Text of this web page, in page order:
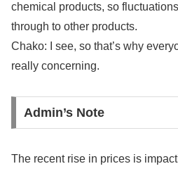
chemical products, so
through to other products.
Chako: I see, so that’s why
really concerning.
Admin’s Note
The recent rise in prices is